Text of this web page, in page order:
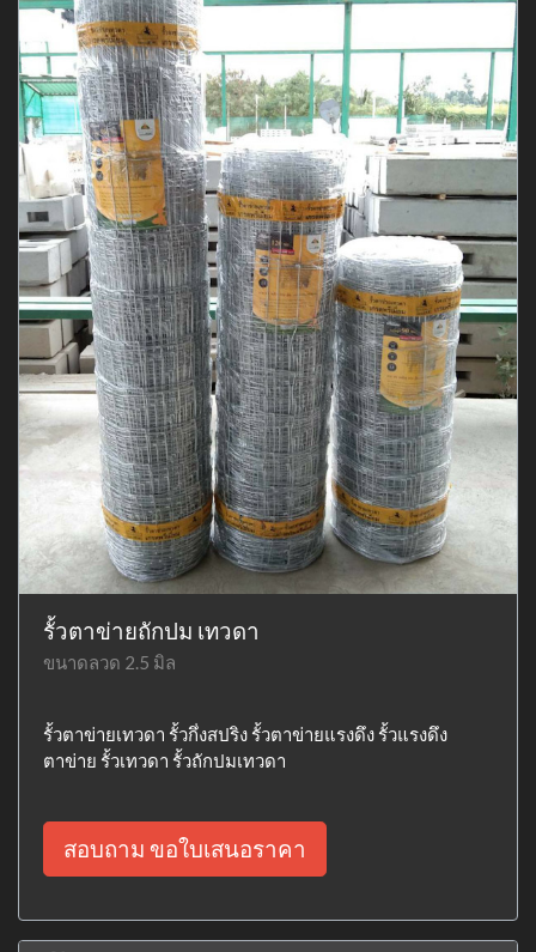
รั้วตาข่ายถักปม เทวดา
ขนาดลวด 2.5 มิล
รั้วตาข่ายเทวดา รั้วกึ่งสปริง รั้วตาข่ายแรงดึง รั้วแรงดึง
ตาข่าย รั้วเทวดา รั้วถักปมเทวดา
สอบถาม ขอใบเสนอราคา